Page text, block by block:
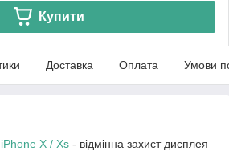
Купити
Доставка Оплата Умови
iPhone X / Xs - відмінна захист дисплея